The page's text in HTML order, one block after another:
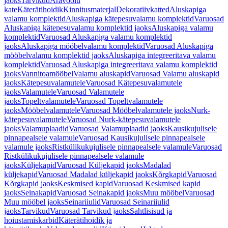
kateKäterätihoidikKinnitusmaterjalDekoratiivkattedAluskapiga
valamu komplektidAluskapiga kätepesuvalamu komplektidVaruosad
Aluskapiga kätepesuvalamu komplektid jaoksAluskapiga valamu
komplektidVaruosad Aluskapiga valamu komplektid
jaoksAluskapiga mööbelvalamu komplektidVaruosad Aluskapiga
mööbelvalamu komplektid jaoksAluskapiga integreeritava valamu
komplektidVaruosad Aluskapiga integreeritava valamu komplektid
jaoksVannitoamööbelValamu aluskapidVaruosad Valamu aluskapid
jaoksKätepesuvalamuteleVaruosad Kätepesuvalamutele
jaoksValamuteleVaruosad Valamutele
jaoksTopeltvalamuteleVaruosad Topeltvalamutele
jaoksMööbelvalamuteleVaruosad Mööbelvalamutele jaoksNurk-
kätepesuvalamuteleVaruosad Nurk-kätepesuvalamutele
jaoksValamuplaadidVaruosad Valamuplaadid jaoksKausikujulisele
pinnapealsele valamuleVaruosad Kausikujulisele pinnapealsele
valamule jaoksRistkülikukujulisele pinnapealsele valamuleVaruosad
Ristkülikukujulisele pinnapealsele valamule
jaoksKüljekapidVaruosad Küljekapid jaoksMadalad
küljekapidVaruosad Madalad küljekapid jaoksKõrgkapidVaruosad
Kõrgkapid jaoksKeskmised kapidVaruosad Keskmised kapid
jaoksSeinakapidVaruosad Seinakapid jaoksMuu mööbelVaruosad
Muu mööbel jaoksSeinariiulidVaruosad Seinariiulid
jaoksTarvikudVaruosad Tarvikud jaoksSahtlisisud ja
hoiustamiskarbidKäterätihoidik ja